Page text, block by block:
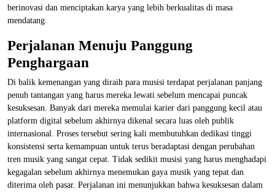
berinovasi dan menciptakan karya yang lebih berkualitas di masa
mendatang.
Perjalanan Menuju Panggung
Penghargaan
Di balik kemenangan yang diraih para musisi terdapat perjalanan panjang
penuh tantangan yang harus mereka lewati sebelum mencapai puncak
kesuksesan. Banyak dari mereka memulai karier dari panggung kecil atau
platform digital sebelum akhirnya dikenal secara luas oleh publik
internasional. Proses tersebut sering kali membutuhkan dedikasi tinggi
konsistensi serta kemampuan untuk terus beradaptasi dengan perubahan
tren musik yang sangat cepat. Tidak sedikit musisi yang harus menghadapi
kegagalan sebelum akhirnya menemukan gaya musik yang tepat dan
diterima oleh pasar. Perjalanan ini menunjukkan bahwa kesuksesan dalam